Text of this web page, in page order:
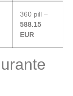
360 pill –
588.15
EUR